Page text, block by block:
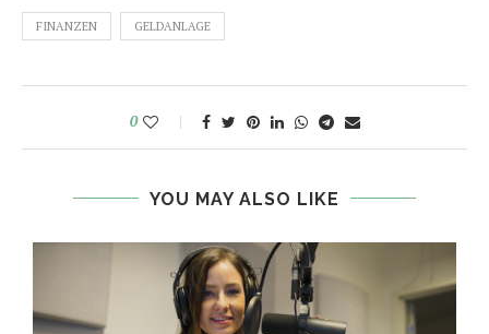
FINANZEN GELDANLAGE
0
YOU MAY ALSO LIKE